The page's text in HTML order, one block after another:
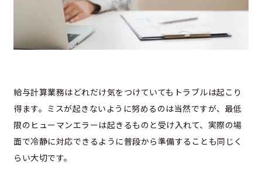
給与計算業務はどれだけ気をつけていてもトラブルは起こり
得ます。ミスが起きないように努めるのは当然ですが、最低
限のヒューマンエラーは起きるものと受け入れて、実際の場
面で冷静に対応できるように普段から準備することも同じく
らい大切です。